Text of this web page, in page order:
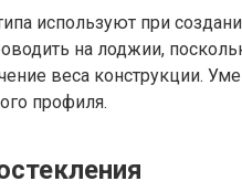
используют при
на лоджии,
веса конструкции.
профиля.